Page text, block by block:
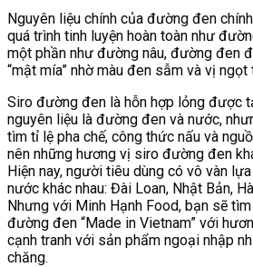
Nguyên liệu chính của đường đen
quá trình tinh luyện hoàn toàn như
một phần như đường nâu, đường đen
“mật mía” nhờ màu đen sẫm và vị
Siro đường đen là hỗn hợp lỏng được
nguyên liệu là đường đen và nước,
tìm tỉ lệ pha chế, công thức nấu và
nên những hương vị siro đường đen
Hiện nay, người tiêu dùng có vô vàn
nước khác nhau: Đài Loan, Nhật Bản,
Nhưng với Minh Hạnh Food, bạn sẽ
đường đen “Made in Vietnam” với
cạnh tranh với sản phẩm ngoại nhập
chăng.